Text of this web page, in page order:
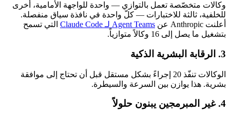
وكالات متخصّصة تعمل بالتوازي — واحدة للواجهة الأمامية، أخرى
للخلفية، ثالثة للاختبارات — كلّ واحدة في نافذة سياق منفصلة.
أعلنت Anthropic عن
Agent Teams لـ Claude Code
التي تسمح
بتشغيل ما يصل إلى 16 وكالاً متوازياً.
3. الرقابة البشرية الذكية
الوكالات تنفّذ 20 إجراءً بشكل مستقل قبل أن تحتاج إلى موافقة
بشرية. هذا يوازن بين السرعة والسيطرة.
4. غير المبرمجين يبنون حلولاً